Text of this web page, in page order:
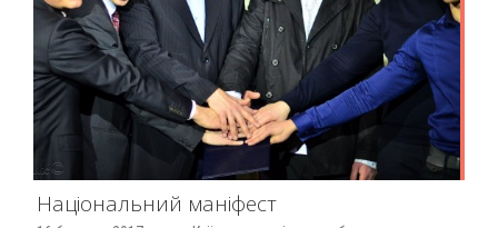
Національний маніфест